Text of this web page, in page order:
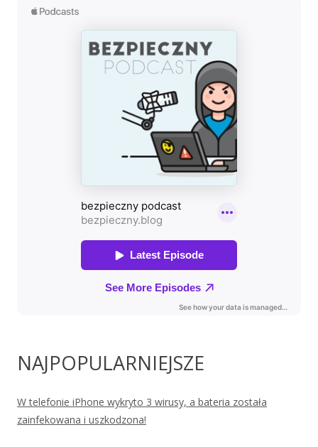
NAJPOPULARNIEJSZE
W telefonie iPhone wykryto 3 wirusy, a bateria została
zainfekowana i uszkodzona!